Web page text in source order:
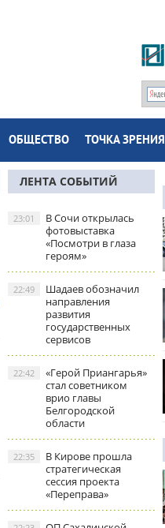
ОБЩЕСТВО ТОЧКА ЗРЕНИЯ
ЛЕНТА СОБЫТИЙ
В Сочи открылась
фотовыставка
«Посмотри в глаза
героям»
23:01
Шадаев обозначил
направления
развития
государственных
сервисов
22:49
«Герой Приангарья»
стал советником
врио главы
Белгородской
области
22:42
В Кирове прошла
стратегическая
сессия проекта
«Переправа»
22:35